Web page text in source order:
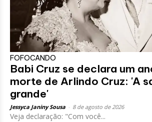
FOFOCANDO
Babi Cruz se declara um
morte de Arlindo Cruz: 'A
grande'
Jessyca Janiny Sousa 8 de agosto de 2026
Veja declaração: "Com você...